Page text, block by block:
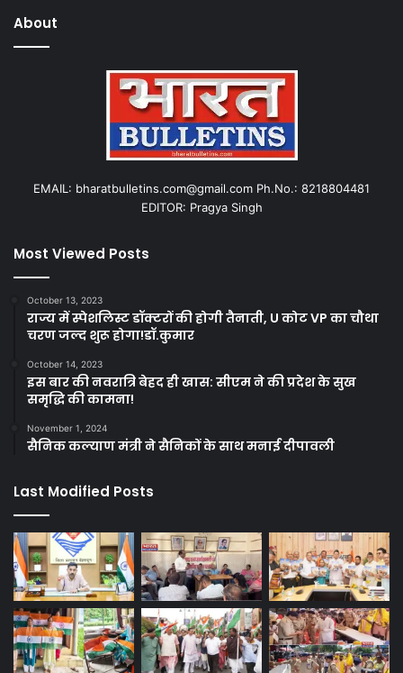
About
EMAIL: bharatbulletins.com@gmail.com Ph.No.: 8218804481
EDITOR: Pragya Singh
Most Viewed Posts
October 13, 2023
राज्य में स्पेशलिस्ट डॉक्टरों की होगी तैनाती, U कोट VP का चौथा
चरण जल्द शुरू होगा!डॉ.कुमार
October 14, 2023
इस बार की नवरात्रि बेहद ही खास: सीएम ने की प्रदेश के सुख
समृद्धि की कामना!
November 1, 2024
सैनिक कल्याण मंत्री ने सैनिकों के साथ मनाई दीपावली
Last Modified Posts